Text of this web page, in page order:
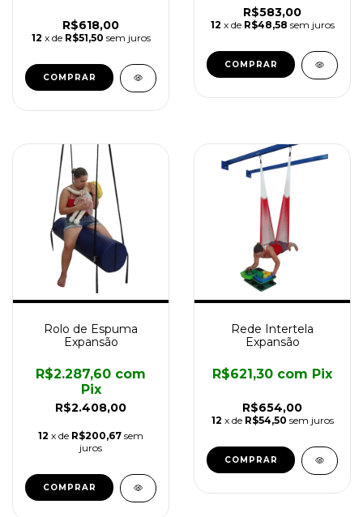
R$618,00
12 x de R$51,50 sem juros
R$583,00
12 x de R$48,58 sem juros
COMPRAR
Rolo de Espuma
Expansão
R$2.408,00
R$2.287,60 com
Pix
12 x de R$200,67 sem
juros
Rede Intertela
Expansão
R$654,00
R$621,30 com Pix
12 x de R$54,50 sem juros